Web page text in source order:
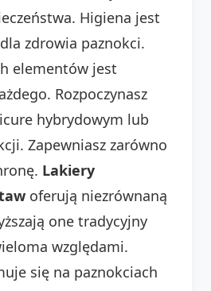
Higiena jest
zdrowia paznokci.
elementów jest
Rozpoczynasz
hybrydowym lub
Zapewniasz zarówno
Lakiery
oferują niezrównaną
one tradycyjny
względami.
się na paznokciach